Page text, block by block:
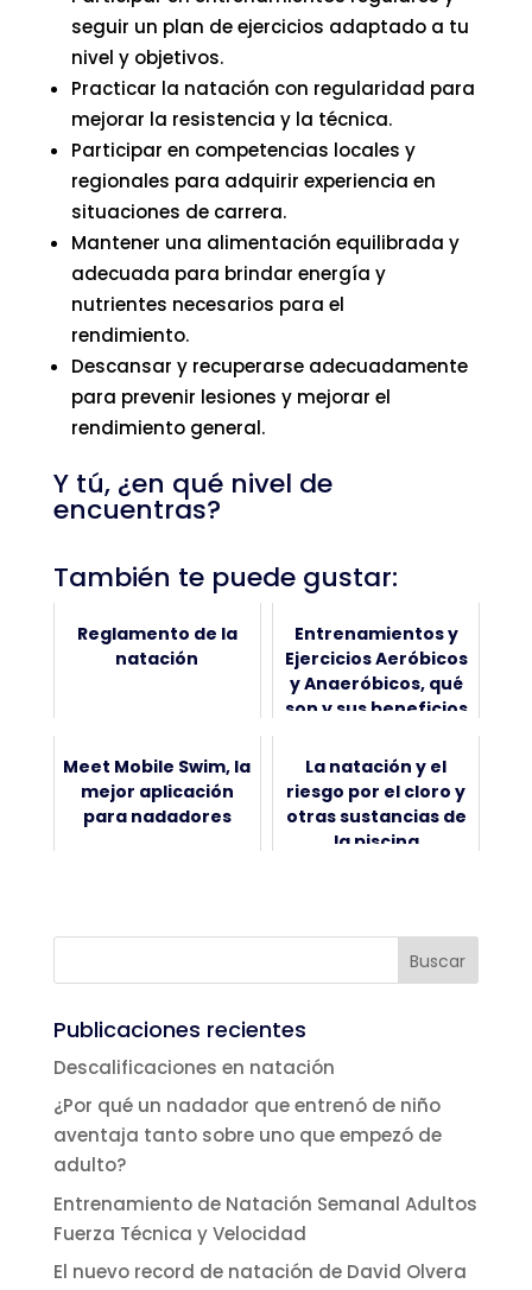
seguir un plan de ejercicios adaptado a tu
nivel y objetivos.
Practicar la natación con regularidad para
mejorar la resistencia y la técnica.
Participar en competencias locales y
regionales para adquirir experiencia en
situaciones de carrera.
Mantener una alimentación equilibrada y
adecuada para brindar energía y
nutrientes necesarios para el
rendimiento.
Descansar y recuperarse adecuadamente
para prevenir lesiones y mejorar el
rendimiento general.
Y tú, ¿en qué nivel de
encuentras?
También te puede gustar:
Reglamento de la
natación
Entrenamientos y
Ejercicios Aeróbicos
y Anaeróbicos, qué
son y sus beneficios
Meet Mobile Swim, la
mejor aplicación
para nadadores
La natación y el
riesgo por el cloro y
otras sustancias de
la piscina
Publicaciones recientes
Descalificaciones en natación
¿Por qué un nadador que entrenó de niño
aventaja tanto sobre uno que empezó de
adulto?
Entrenamiento de Natación Semanal Adultos
Fuerza Técnica y Velocidad
El nuevo record de natación de David Olvera